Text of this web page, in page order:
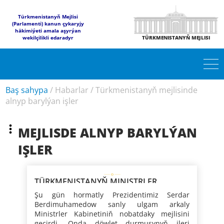
Türkmenistanyň Mejlisi
(Parlamenti) kanun çykaryjy
häkimiýeti amala aşyrýan
wekilçilikli edaradyr
TÜRKMENISTANYŇ MEJLISI
Baş sahypa / Habarlar /Türkmenistanyň mejlisinde
alnyp barylýan işler
MEJLISDE ALNYP BARYLÝAN
IŞLER
TÜRKMENISTANYŇ MINISTRLER
KABINETINIŇ MEJLISI
Şu gün hormatly Prezidentimiz Serdar
Berdimuhamedow sanly ulgam arkaly
Ministrler Kabinetiniň nobatdaky mejlisini